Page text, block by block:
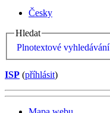
Česky
Hledat
Plnotextové vyhledávání
ISP (příhlásit)